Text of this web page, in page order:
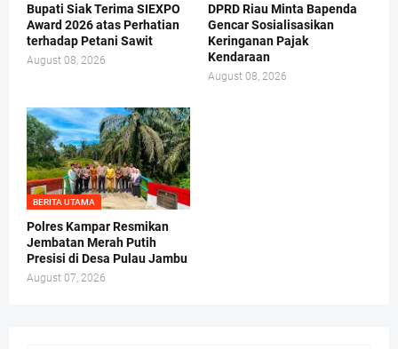
Bupati Siak Terima SIEXPO
Award 2026 atas Perhatian
terhadap Petani Sawit
August 08, 2026
DPRD Riau Minta Bapenda
Gencar Sosialisasikan
Keringanan Pajak
Kendaraan
August 08, 2026
BERITA UTAMA
Polres Kampar Resmikan
Jembatan Merah Putih
Presisi di Desa Pulau Jambu
August 07, 2026